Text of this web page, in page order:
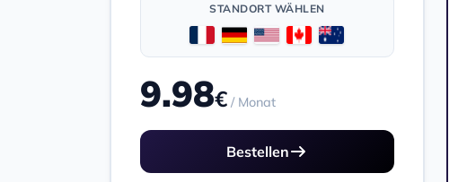
STANDORT WÄHLEN
9.98€ / Monat
Bestellen